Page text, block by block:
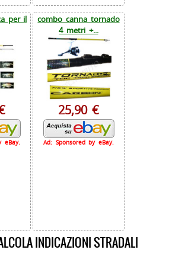
per il
eBay.
combo canna tornado
4 metri +...
25,90 €
Ad: Sponsored by eBay.
INDICAZIONI STRADALI